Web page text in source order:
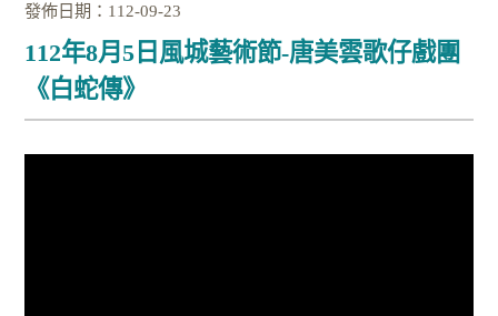
發佈日期：112-09-23
112年8月5日風城藝術節-唐美雲歌仔戲團
《白蛇傳》